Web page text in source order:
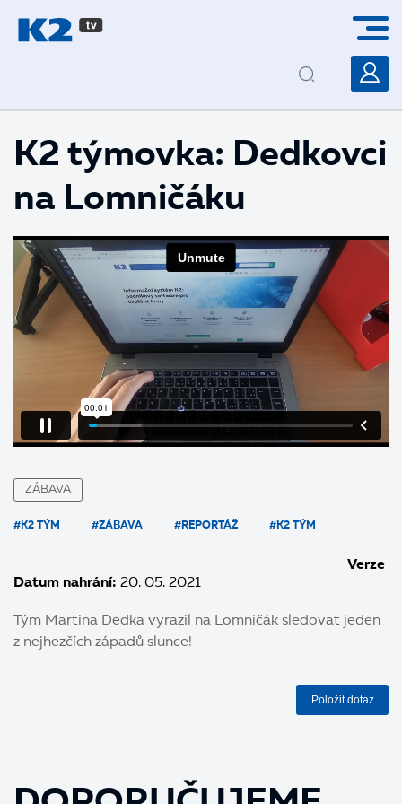
K2 týmovka: Dedkovci
na Lomničáku
ZÁBAVA
#K2 TÝM #ZÁBAVA #REPORTÁŽ #K2 TÝM
Datum nahrání: 20. 05. 2021
Verze
Tým Martina Dedka vyrazil na Lomničák sledovat jeden
z nejhezčích západů slunce!
Položit dotaz